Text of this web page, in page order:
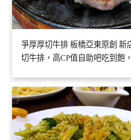
爭厚厚切牛排 板橋亞東原創
切牛排，高CP值自助吧吃到飽